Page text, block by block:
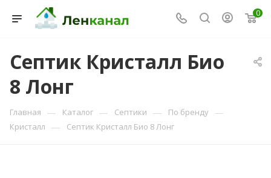
0
Септик Кристалл Био
8 Лонг
Главная — Каталог — Септики — По бренду —
Кристалл — Септик Кристалл Био 8 Лонг
Консультант Ленканал
Онлайн — отвечаем моментально